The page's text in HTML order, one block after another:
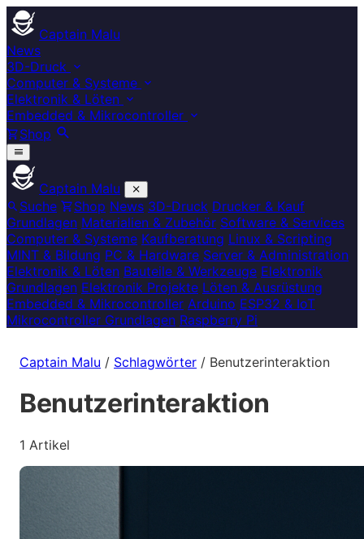
Captain Malu
News
3D-Druck
Computer & Systeme
Elektronik & Löten
Embedded & Mikrocontroller
Shop
Captain Malu
Suche
Shop News 3D-Druck Drucker & Kauf
Grundlagen Materialien & Zubehör Software & Services
Computer & Systeme Kaufberatung Linux & Scripting
MINT & Bildung PC & Hardware Server & Administration
Elektronik & Löten Bauteile & Werkzeuge Elektronik
Grundlagen Elektronik Projekte Löten & Ausrüstung
Embedded & Mikrocontroller Arduino ESP32 & IoT
Mikrocontroller Grundlagen Raspberry Pi
Captain Malu / Schlagwörter / Benutzerinteraktion
Benutzerinteraktion
1 Artikel